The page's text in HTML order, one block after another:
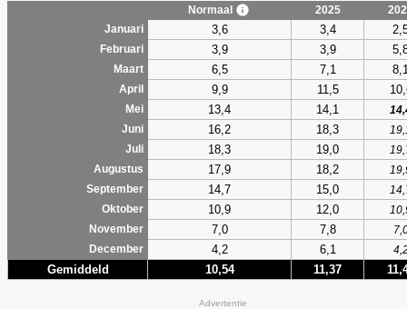
Normaal 2025
Januari
3,6 3,4
Februari 3,9 3,9
Maart 6,5 7,1
April 9,9 11,5
Mei 13,4 14,1
Juni
16,2 18,3
Juli
18,3 19,0
Augustus
17,9 18,2
September
14,7 15,0
Oktober
10,9 12,0
November
7,0 7,8
December
4,2 6,1
Gemiddeld 10,54 11,37
Advertentie